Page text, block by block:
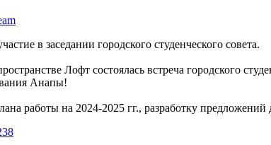
в заседании городского студенческого совета.
Лофт состоялась встреча городского
Анапы!
работы на 2024-2025 гг., разработку